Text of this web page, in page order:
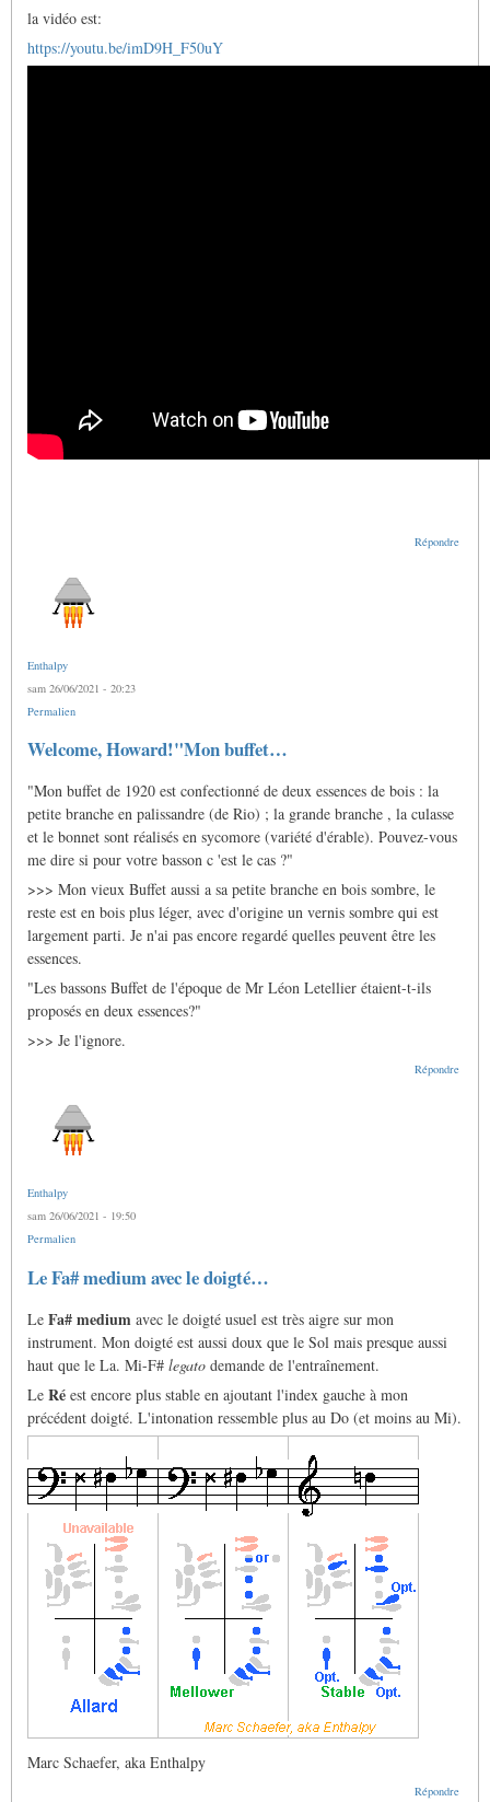
la vidéo est:
https://youtu.be/imD9H_F50uY
Répondre
Enthalpy
sam 26/06/2021 - 20:23
Permalien
En
réponse
Doigtés
pour
le
basson
français
Gras
Welcome, Howard!"Mon buffet…
"Mon buffet de 1920 est confectionné de deux essences de bois : la
petite branche en palissandre (de Rio) ; la grande branche , la culasse
et le bonnet sont réalisés en sycomore (variété d'érable). Pouvez-vous
me dire si pour votre basson c 'est le cas ?"
>>> Mon vieux Buffet aussi a sa petite branche en bois sombre, le
reste est en bois plus léger, avec d'origine un vernis sombre qui est
largement parti. Je n'ai pas encore regardé quelles peuvent être les
essences.
"Les bassons Buffet de l'époque de Mr Léon Letellier étaient-t-ils
proposés en deux essences?"
>>> Je l'ignore.
Répondre
Enthalpy
sam 26/06/2021 - 19:50
Permalien
Le Fa# medium avec le doigté…
Le Fa# medium avec le doigté usuel est très aigre sur mon
instrument. Mon doigté est aussi doux que le Sol mais presque aussi
haut que le La. Mi-F# legato demande de l'entraînement.
Le Ré est encore plus stable en ajoutant l'index gauche à mon
précédent doigté. L'intonation ressemble plus au Do (et moins au Mi).
Marc Schaefer, aka Enthalpy
Répondre